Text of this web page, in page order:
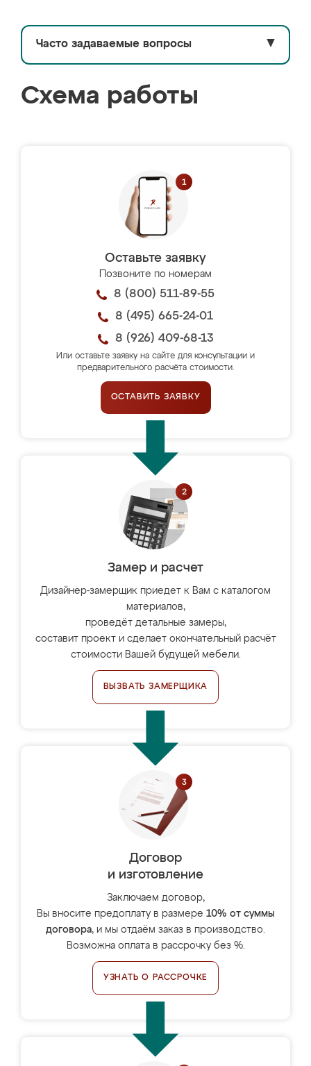
Часто задаваемые вопросы ▼
Схема работы
Оставьте заявку
Позвоните по номерам
8 (800) 511-89-55
8 (495) 665-24-01
8 (926) 409-68-13
Или оставьте заявку на сайте для консультации и
предварительного расчёта стоимости.
ОСТАВИТЬ ЗАЯВКУ
Замер и расчет
Дизайнер-замерщик приедет к Вам с каталогом
материалов,
проведёт детальные замеры,
составит проект и сделает окончательный расчёт
стоимости Вашей будущей мебели.
ВЫЗВАТЬ ЗАМЕРЩИКА
Договор
и изготовление
Заключаем договор,
Вы вносите предоплату в размере 10% от суммы
договора, и мы отдаём заказ в производство.
Возможна оплата в рассрочку без %.
УЗНАТЬ О РАССРОЧКЕ